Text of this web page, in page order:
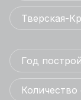
Тверская-
Год